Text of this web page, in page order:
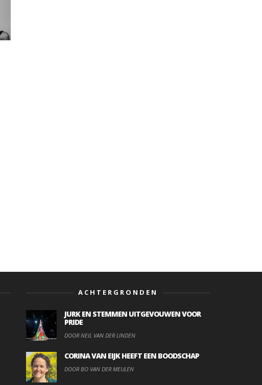
ACHTERGRONDEN
JURK EN STEMMEN UITGEVOUWEN VOOR
PRIDE
DOOR NEIL VAN DER LINDEN
CORINA VAN EIJK HEEFT EEN BOODSCHAP
DOOR BO VAN DER MEULEN